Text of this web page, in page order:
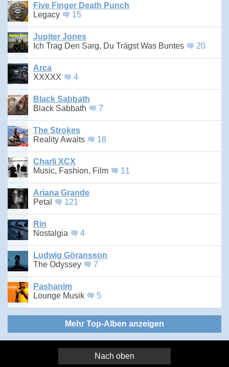
Five Finger Death Punch
Legacy
15
Jupiter Jones
Ich Trag Den Sarg, Du Trägst Was Buntes
20
Arca
XXXXX
4
Black Sabbath
Black Sabbath
7
The Strokes
Reality Awaits
18
Charli XCX
Music, Fashion, Film
11
Ariana Grande
Petal
121
Rin
Nostalgia
4
Ludwig Göransson
The Odyssey
7
Pashanim
Lounge Musik
5
Mehr Top-Alben anzeigen
Nach oben